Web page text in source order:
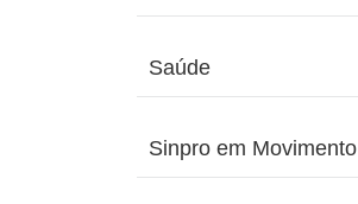
Saúde
Sinpro em Movimento